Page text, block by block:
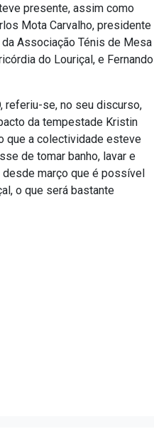
presente, assim como
Mota Carvalho, presidente
Associação Ténis de Mesa
do Louriçal, e Fernando
referiu-se, no seu discurso,
da tempestade Kristin
que a colectividade esteve
de tomar banho, lavar e
março que é possível
o que será bastante